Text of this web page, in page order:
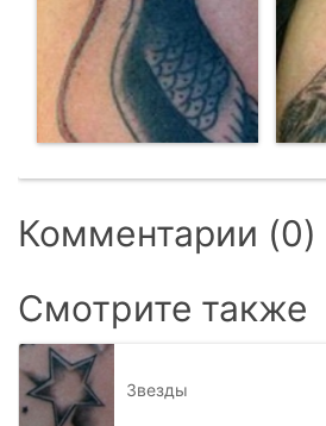
Комментарии (0)
Смотрите также
Звезды